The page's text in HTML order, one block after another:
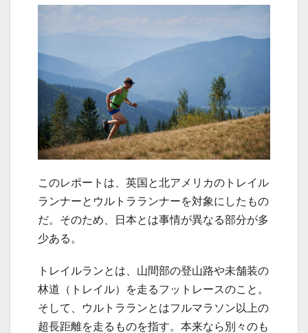
このレポートは、英国と北アメリカのトレイル
ランナーとウルトラランナーを対象にしたもの
だ。そのため、日本とは事情が異なる部分が多
少ある。
トレイルランとは、山間部の登山路や未舗装の
林道（トレイル）を走るフットレースのこと。
そして、ウルトラランとはフルマラソン以上の
超長距離を走るものを指す。本来なら別々のも